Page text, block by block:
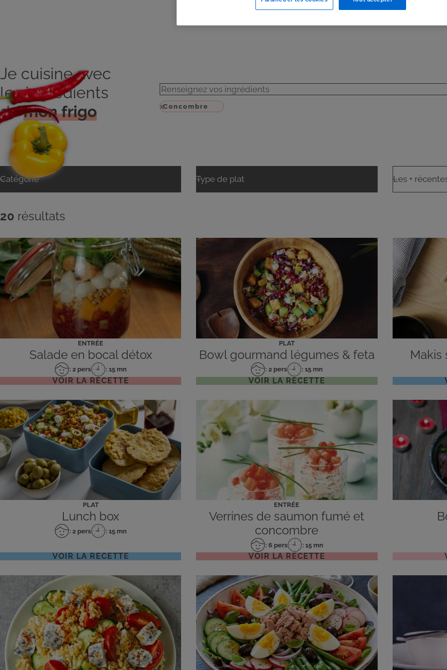
Je cuisine avec
les ingrédients
demon frigo
20 résultats
ENTRÉE
Salade en bocal détox
Nombre
de
: 2 pers
Temps
de
: 15 mn
VOIR LA RECETTE
PLAT
Bowl gourmand légumes & feta
Nombre
de
: 2 pers
Temps
de
: 15 mn
VOIR LA RECETTE
Makis
PLAT
Lunch box
Nombre
personnes
: 2 pers
Temps
préparation
: 15 mn
VOIR LA RECETTE
ENTRÉE
Verrines de saumon fumé et
concombre
Nombre
de
: 6 pers
Temps
de
: 15 mn
VOIR LA RECETTE